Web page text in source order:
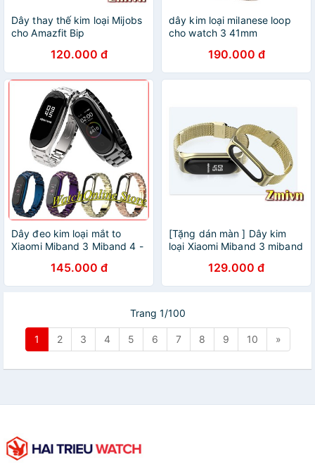
Dây thay thế kim loại Mijobs
cho Amazfit Bip
120.000 đ
dây kim loại milanese loop
cho watch 3 41mm
190.000 đ
Dây đeo kim loại mắt to
Xiaomi Miband 3 Miband 4 -
145.000 đ
[Tặng dán màn ] Dây kim
loại Xiaomi Miband 3 miband
129.000 đ
Trang 1/100
1 2 3 4 5 6 7 8 9 10 »